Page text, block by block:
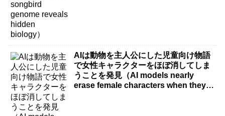
AIは動物を主人公にした児童向け物語
で女性キャラクターをほぼ消してしま
うことを発見（AI models nearly
erase female characters when they